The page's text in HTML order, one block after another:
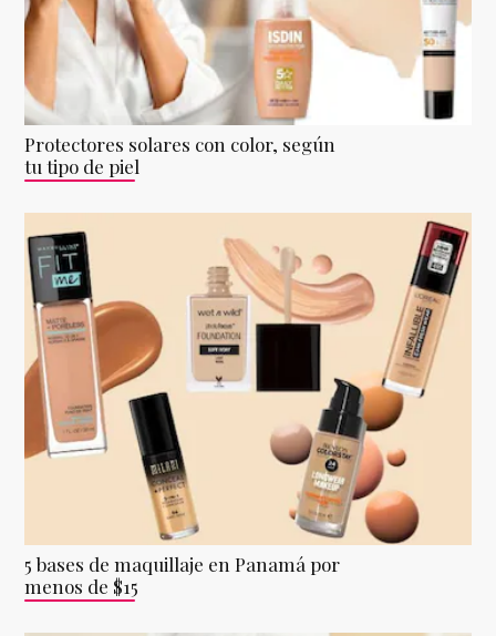
Protectores solares con color, según
tu tipo de piel
5 bases de maquillaje en Panamá por
menos de $15